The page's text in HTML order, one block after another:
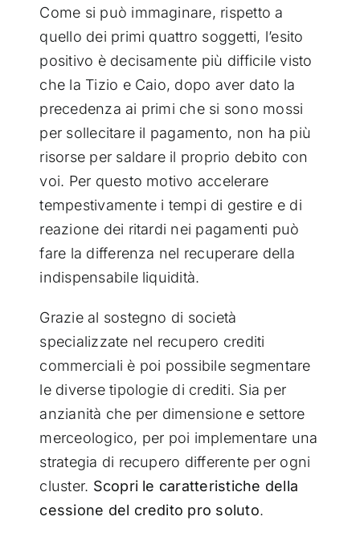
Come si può immaginare, rispetto a
quello dei primi quattro soggetti, l’esito
positivo è decisamente più difficile visto
che la Tizio e Caio, dopo aver dato la
precedenza ai primi che si sono mossi
per sollecitare il pagamento, non ha più
risorse per saldare il proprio debito con
voi. Per questo motivo accelerare
tempestivamente i tempi di gestire e di
reazione dei ritardi nei pagamenti può
fare la differenza nel recuperare della
indispensabile liquidità.
Grazie al sostegno di società
specializzate nel recupero crediti
commerciali è poi possibile segmentare
le diverse tipologie di crediti. Sia per
anzianità che per dimensione e settore
merceologico, per poi implementare una
strategia di recupero differente per ogni
cluster. Scopri le caratteristiche della
cessione del credito pro soluto.